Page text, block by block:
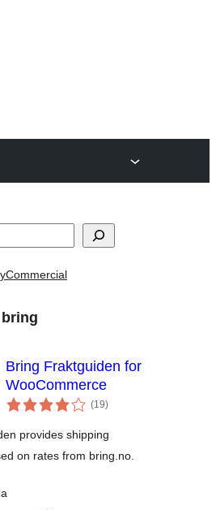
Commercial
bring
Bring Fraktguiden for
WooCommerce
(19总
评)
provides shipping
on rates from bring.no.